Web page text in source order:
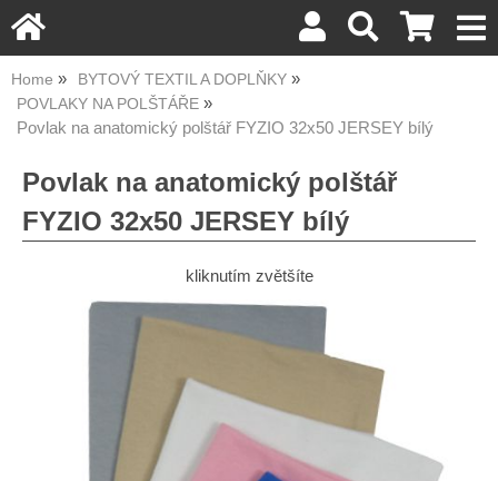
Home
BYTOVÝ TEXTIL A DOPLŇKY
POVLAKY NA POLŠTÁŘE
Povlak na anatomický polštář FYZIO 32x50 JERSEY bílý
Povlak na anatomický polštář
FYZIO 32x50 JERSEY bílý
kliknutím zvětšíte